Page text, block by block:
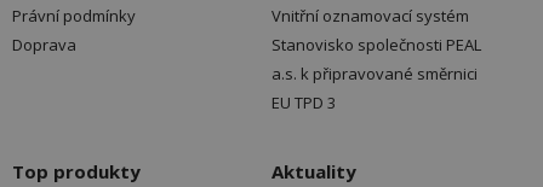
Právní podmínky
Doprava
Vnitřní oznamovací systém
Stanovisko společnosti PEAL
a.s. k připravované směrnici
EU TPD 3
Top produkty Aktuality